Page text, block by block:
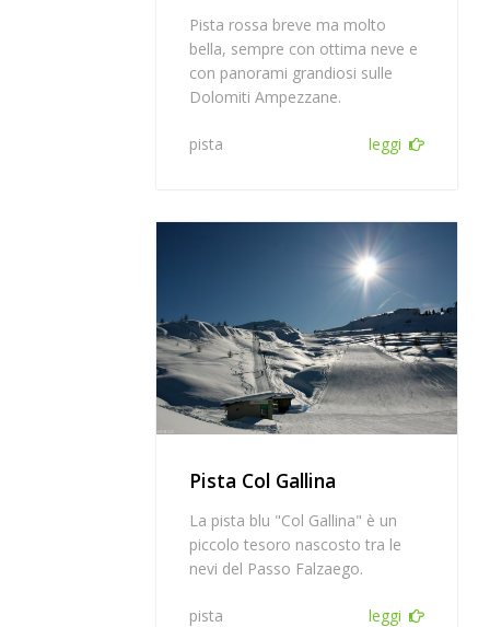
Pista rossa breve ma molto
bella, sempre con ottima neve e
con panorami grandiosi sulle
Dolomiti Ampezzane.
pista leggi
Pista Col Gallina
La pista blu "Col Gallina" è un
piccolo tesoro nascosto tra le
nevi del Passo Falzaego.
pista leggi